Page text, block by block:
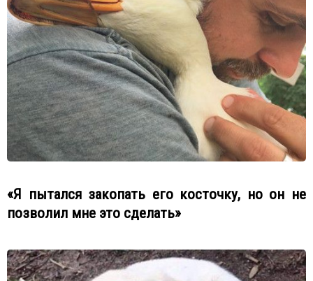
«Я пытался закопать его косточку, но он не
позволил мне это сделать»